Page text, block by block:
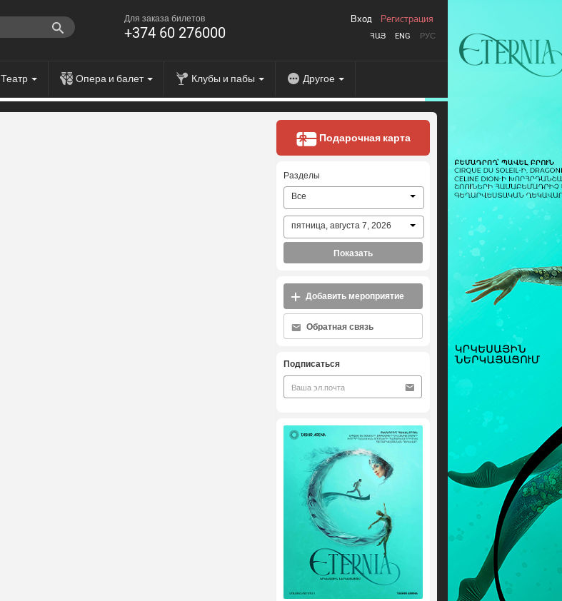
Для заказа билетов
+374 60 276000 ՀԱՅ ENG РУС
Вход Регистрация
Театр Опера и балет Клубы и пабы Другое
Подарочная карта
Разделы
Все
пятница, августа 7, 2026
Показать
Добавить мероприятие
Обратная связь
Подписаться